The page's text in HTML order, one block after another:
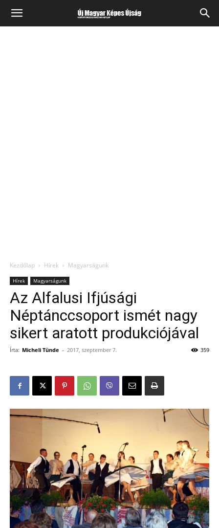
Kezdőlap Hírek Magyarságunk
Hírek Magyarságunk
Az Alfalusi Ifjúsági
Néptánccsoport ismét nagy
sikert aratott produkciójával
Írta: Micheli Tünde - 2017, szeptember 7. 359